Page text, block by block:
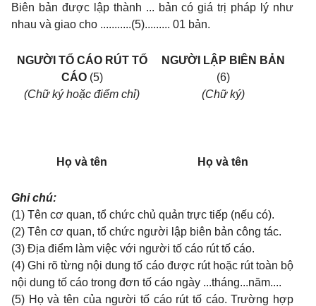
Biên bản được lập thành ... bản có giá trị pháp lý như
nhau và giao cho ...........(5)......... 01 bản.
NGƯỜI TỐ CÁO RÚT TỐ
CÁO (5)
(Chữ ký hoặc điểm chỉ)
Họ và tên
NGƯỜI LẬP BIÊN BẢN
(6)
(Chữ ký)
Họ và tên
Ghi chú:
(1) Tên cơ quan, tổ chức chủ quản trực tiếp (nếu có).
(2) Tên cơ quan, tổ chức người lập biên bản công tác.
(3) Địa điểm làm việc với người tố cáo rút tố cáo.
(4) Ghi rõ từng nội dung tố cáo được rút hoặc rút toàn bộ
nội dung tố cáo trong đơn tố cáo ngày ...tháng...năm....
(5) Họ và tên của người tố cáo rút tố cáo. Trường hợp